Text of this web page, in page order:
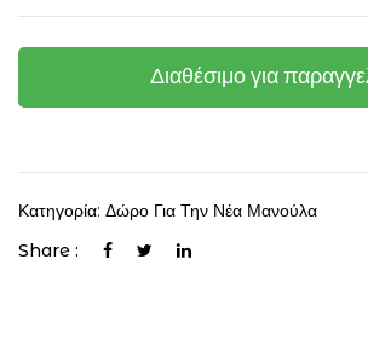
Διαθέσιμο για
Κατηγορία: Δώρο Για Την Νέα Μανούλα
Share :